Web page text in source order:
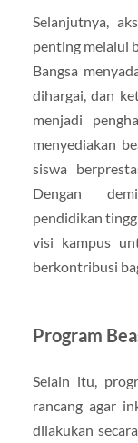
Selanjutnya,
penting melalui
Bangsa
dihargai, dan
menjadi
menyediakan
siswa
Dengan
pendidikan
visi kampus
berkontribusi
Program
Selain itu,
rancang agar
dilakukan